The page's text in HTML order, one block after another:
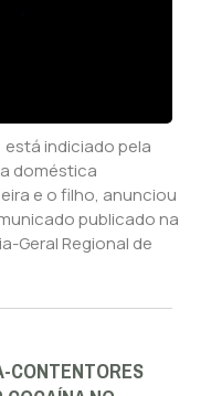
indiciado pela
doméstica
e o filho, anunciou
publicado na
Geral Regional de
CONTENTORES